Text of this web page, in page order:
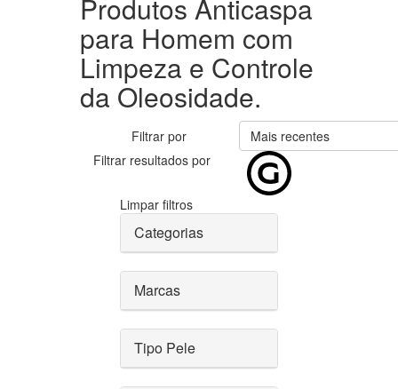
Produtos Anticaspa
para Homem com
Limpeza e Controle
da Oleosidade.
Filtrar por
Mais recentes
Filtrar resultados por
Limpar filtros
Categorias
Marcas
Tipo Pele